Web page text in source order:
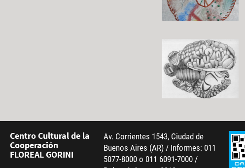
Centro Cultural de la
Cooperación
FLOREAL GORINI
Av. Corrientes 1543, Ciudad de
Buenos Aires (AR) / Informes: 011
5077-8000 o 011 6091-7000 /